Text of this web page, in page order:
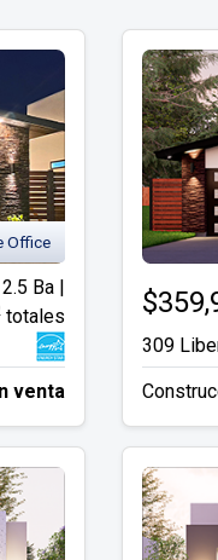
Office
Ba |
totales
venta
309